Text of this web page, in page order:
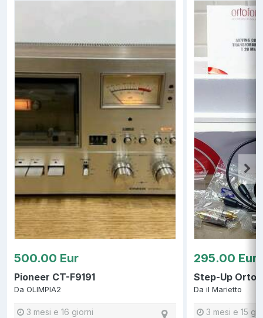
500.00 Eur
Pioneer CT-F9191
Da OLIMPIA2
3 mesi e 16 giorni
295.00 Eur
Step-Up
Da il Marietto
3 mesi e 15